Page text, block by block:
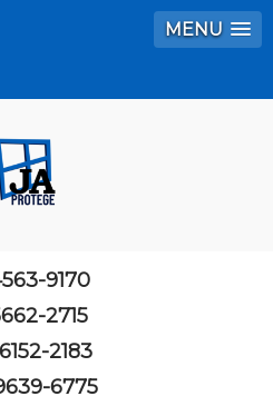
MENU
9170
2715
2183
6775